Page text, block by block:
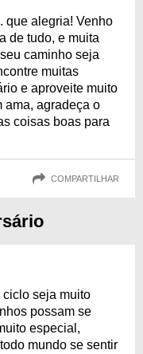
que alegria! Venho
de tudo, e muita
caminho seja
muitas
e aproveite muito
ama, agradeça o
coisas boas para
COMPARTILHAR
ciclo seja muito
possam se
especial,
mundo se sentir